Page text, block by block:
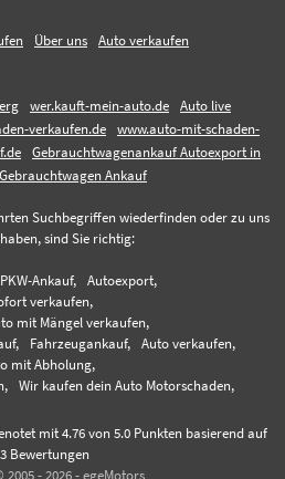
Über uns Auto verkaufen
wer.kauft-mein-auto.de
Auto live
verkaufen.de
www.auto-mit-schaden-
Gebrauchtwagenankauf Autoexport in
Gebrauchtwagen Ankauf
Suchbegriffen wiederfinden oder zu uns
sind Sie richtig:
PKW-Ankauf,
Autoexport,
verkaufen,
mit Mängel verkaufen,
Fahrzeugankauf,
Auto verkaufen,
mit Abholung,
Wir kaufen dein Auto Motorschaden,
mit 4.76von 5.0 Punkten basierend auf
Bewertungen
- 2026 - egeMotors